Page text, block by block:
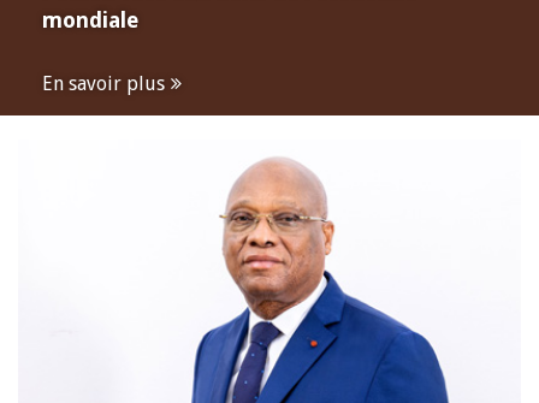
mondiale
En savoir plus